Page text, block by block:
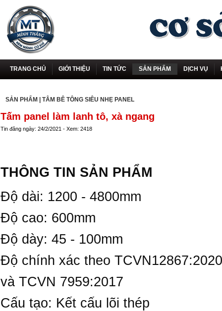
TRANG CHỦ GIỚI THIỆU TIN TỨC SẢN PHẨM DỊCH VỤ
SẢN PHẨM TÂM BÊ TÔNG SIÊU NHẸ PANEL
Tấm panel làm lanh tô, xà ngang
Tin đăng ngày: 24/2/2021 - Xem: 2418
THÔNG TIN SẢN PHẨM
Độ dài: 1200 - 4800mm
Độ cao: 600mm
Độ dày: 45 - 100mm
Độ chính xác theo TCVN12867:2020
và TCVN 7959:2017
Cấu tạo: Kết cấu lõi thép